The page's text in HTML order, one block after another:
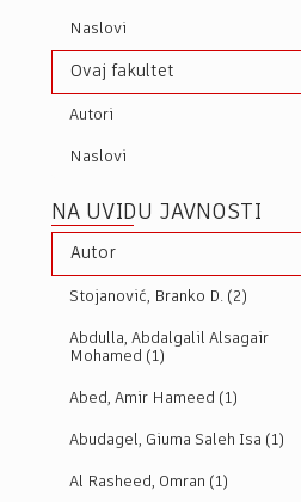
Naslovi
Ovaj fakultet
Autori
Naslovi
NA UVIDU JAVNOSTI
Autor
Stojanović, Branko D. (2)
Abdulla, Abdalgalil Alsagair
Mohamed (1)
Abed, Amir Hameed (1)
Abudagel, Giuma Saleh Isa (1)
Al Rasheed, Omran (1)